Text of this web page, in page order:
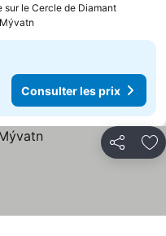
sur le Cercle de Diamant
Consulter les prix
Partager